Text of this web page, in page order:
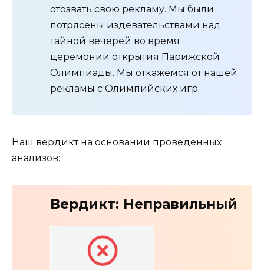
отозвать свою рекламу. Мы были
потрясены издевательствами над
тайной вечерей во время
церемонии открытия Парижской
Олимпиады. Мы откажемся от нашей
рекламы с Олимпийских игр.
Наш вердикт на основании проведенных
анализов:
Вердикт: Неправильный